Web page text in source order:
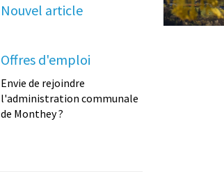
Nouvel article
Offres d'emploi
Envie de rejoindre
l'administration communale
de Monthey ?